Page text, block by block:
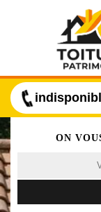
ON